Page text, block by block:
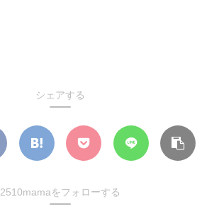
シェアする
2510mamaをフォローする